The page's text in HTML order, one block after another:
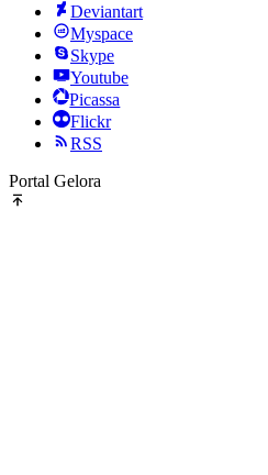
Deviantart
Myspace
Skype
Youtube
Picassa
Flickr
RSS
Portal Gelora